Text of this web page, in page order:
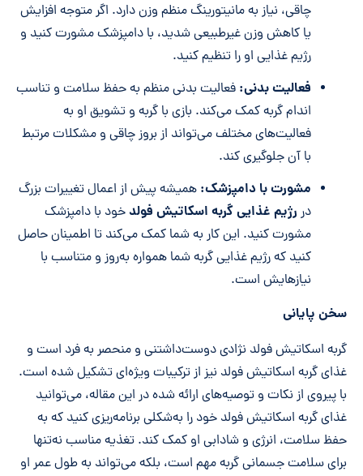
چاقی، نیاز به مانیتورینگ منظم وزن دارد. اگر متوجه افزایش
یا کاهش وزن غیرطبیعی شدید، با دامپزشک مشورت کنید و
رژیم غذایی او را تنظیم کنید.
فعالیت بدنی: فعالیت بدنی منظم به حفظ سلامت و تناسب
اندام گربه کمک می‌کند. بازی با گربه و تشویق او به
فعالیت‌های مختلف می‌تواند از بروز چاقی و مشکلات مرتبط
با آن جلوگیری کند.
مشورت با دامپزشک: همیشه پیش از اعمال تغییرات بزرگ
در رژیم غذایی گربه اسکاتیش فولد خود با دامپزشک
مشورت کنید. این کار به شما کمک می‌کند تا اطمینان حاصل
کنید که رژیم غذایی گربه شما همواره به‌روز و متناسب با
نیازهایش است.
سخن پایانی
گربه اسکاتیش فولد نژادی دوست‌داشتنی و منحصر به فرد است و
غذای گربه اسکاتیش فولد نیز از ترکیبات ویژه‌ای تشکیل شده است.
با پیروی از نکات و توصیه‌های ارائه شده در این مقاله، می‌توانید
غذای گربه اسکاتیش فولد خود را به‌شکلی برنامه‌ریزی کنید که به
حفظ سلامت، انرژی و شادابی او کمک کند. تغذیه مناسب نه‌تنها
برای سلامت جسمانی گربه مهم است، بلکه می‌تواند به طول عمر او